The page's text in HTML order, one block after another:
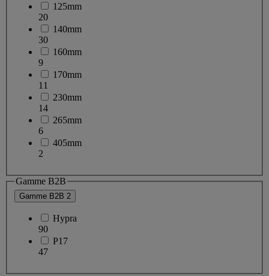
125mm
20
140mm
30
160mm
9
170mm
11
230mm
14
265mm
6
405mm
2
Gamme B2B
Gamme B2B 2
Hypra
90
P17
47